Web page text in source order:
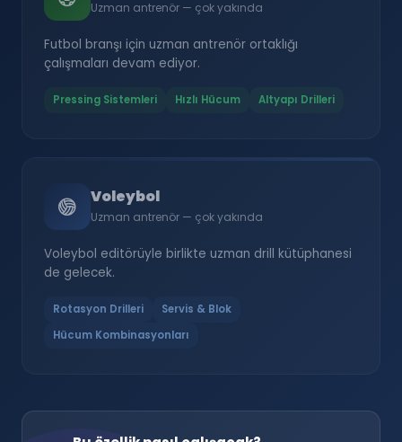
Uzman antrenör — çok yakında
Futbol branşı için uzman antrenör ortaklığı
çalışmaları devam ediyor.
Pressing Sistemleri Hızlı Hücum Altyapı Drilleri
Voleybol
Uzman antrenör — çok yakında
Voleybol editörüyle birlikte uzman drill kütüphanesi
de gelecek.
Rotasyon Drilleri
Servis & Blok
Hücum Kombinasyonları